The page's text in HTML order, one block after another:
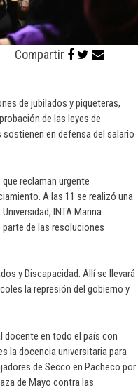
Compartir
de jubilados y piqueteras,
de las leyes de
en defensa del salario
reclaman urgente
A las 11 se realizó una
INTA Marina
de las resoluciones
y Discapacidad. Allí se llevará
la represión del gobierno y
docente en todo el país con
la docencia universitaria para
de Secco en Pacheco por
de Mayo contra las